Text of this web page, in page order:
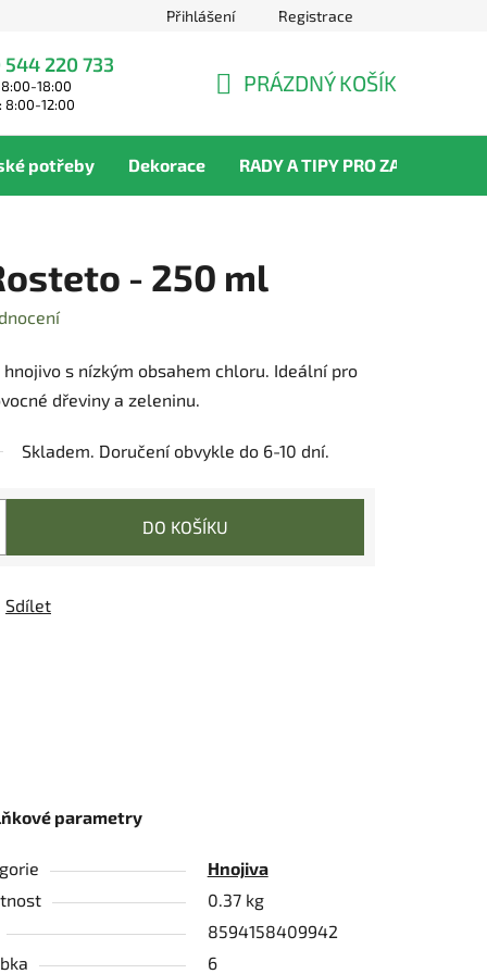
Přihlášení Registrace
220 733
18:00
8:00-12:00
KOŠÍK
PRÁZDNÝ KOŠÍK
potřeby Dekorace RADY A TIPY PRO ZAHRADNÍKY
- 250 ml
s nízkým obsahem chloru. Ideální pro
dřeviny a zeleninu.
Skladem. Doručení obvykle do 6-10 dní.
DO KOŠÍKU
Sdílet
parametry
Hnojiva
0.37 kg
8594158409942
6